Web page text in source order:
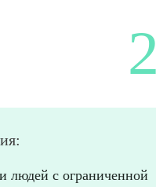
2
с ограниченной